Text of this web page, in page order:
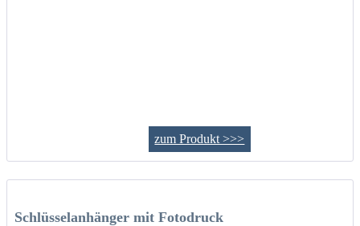
zum Produkt >>>
Schlüsselanhänger mit Fotodruck